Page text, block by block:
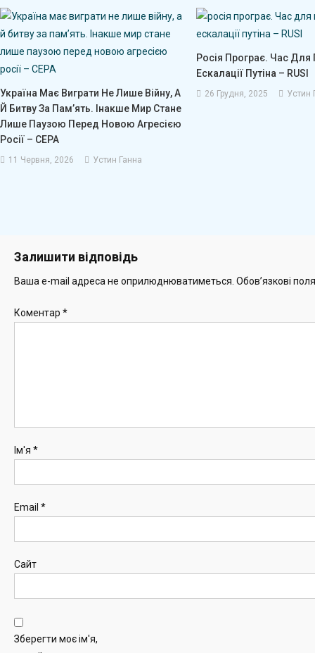
Україна Має Виграти Не Лише Війну, А
Й Битву За Пам’ять. Інакше Мир Стане
Лише Паузою Перед Новою Агресією
Росії – CEPA
11 Червня, 2026 Устин Ганна
Росія Програє. Час Для
Ескалації Путіна – RUSI
26 Грудня, 2025 Устин
Залишити відповідь
Ваша e-mail адреса не оприлюднюватиметься. Обов’язкові
Коментар *
Ім'я *
Email *
Сайт
Зберегти моє ім'я,